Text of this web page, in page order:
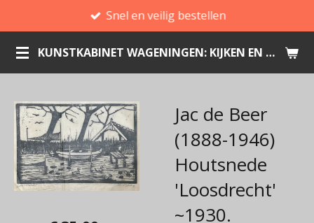
direct
naar
de
KUNSTKABINET WAGENINGEN: KIJKEN EN KOPEN
Snel en veilig bestellen
Jac de Beer
(1888-1946)
Houtsnede
'Loosdrecht'
~1930.